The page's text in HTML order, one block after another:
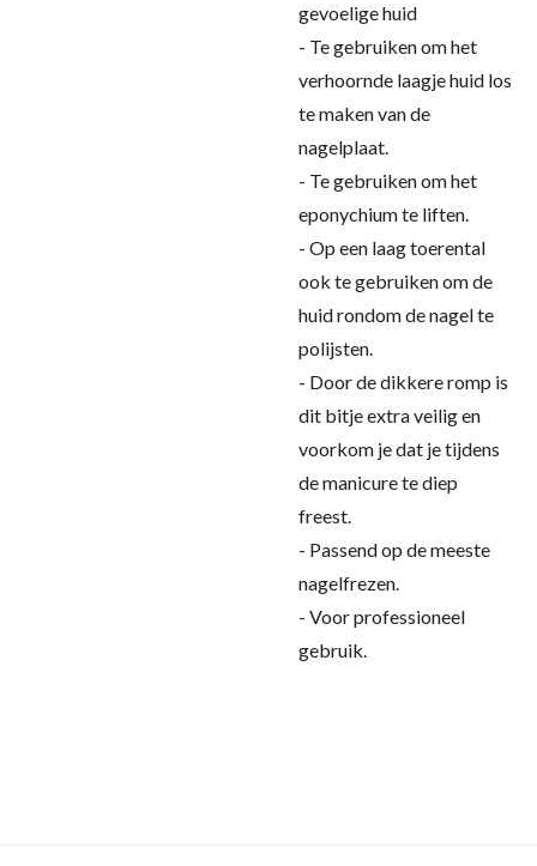
gevoelige huid
- Te gebruiken om het
verhoornde laagje huid los
te maken van de
nagelplaat.
- Te gebruiken om het
eponychium te liften.
- Op een laag toerental
ook te gebruiken om de
huid rondom de nagel te
polijsten.
- Door de dikkere romp is
dit bitje extra veilig en
voorkom je dat je tijdens
de manicure te diep
freest.
- Passend op de meeste
nagelfrezen.
- Voor professioneel
gebruik.